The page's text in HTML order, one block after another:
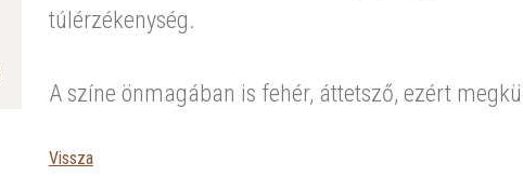
túlérzékenység.
A színe önmagában is fehér, áttetsző, ezért
Vissza